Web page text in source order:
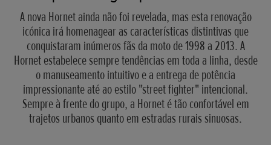
A nova Hornet ainda não foi revelada, mas esta renovação
icónica irá homenagear as características distintivas que
conquistaram inúmeros fãs da moto de 1998 a 2013. A
Hornet estabelece sempre tendências em toda a linha, desde
o manuseamento intuitivo e a entrega de potência
impressionante até ao estilo "street fighter" intencional.
Sempre à frente do grupo, a Hornet é tão confortável em
trajetos urbanos quanto em estradas rurais sinuosas.